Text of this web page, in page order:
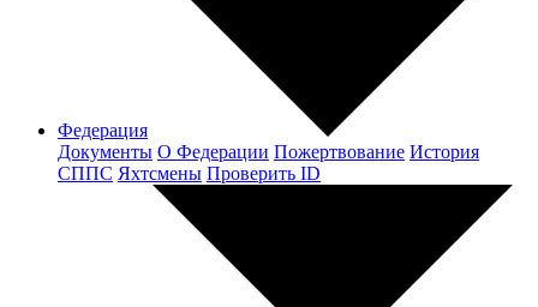
Федерация
Документы О Федерации Пожертвование История
СППС Яхтсмены Проверить ID